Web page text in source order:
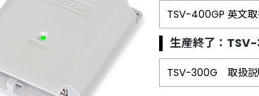
TSV-400GP 英文取
生産終了：
TSV-300G 取扱説